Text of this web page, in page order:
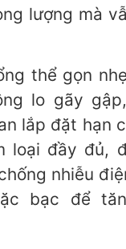
lượng mà
thể gọn
lo gãy
lắp đặt hạn
loại đầy đủ,
nhiễu
bạc để